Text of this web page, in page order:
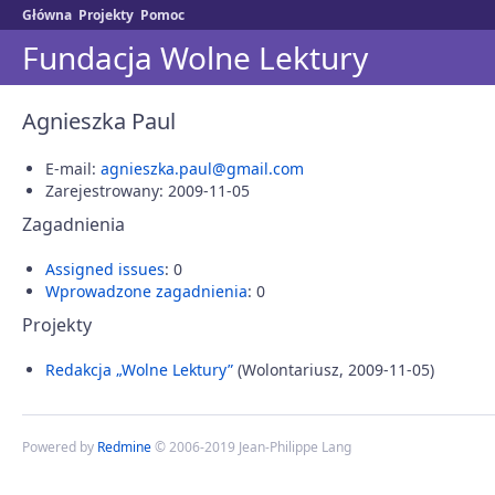
Główna Projekty Pomoc
Fundacja Wolne Lektury
Agnieszka Paul
E-mail: agnieszka.paul@gmail.com
Zarejestrowany: 2009-11-05
Zagadnienia
Assigned issues: 0
Wprowadzone zagadnienia: 0
Projekty
Redakcja „Wolne Lektury” (Wolontariusz, 2009-11-05)
Powered by Redmine© 2006-2019 Jean-Philippe Lang